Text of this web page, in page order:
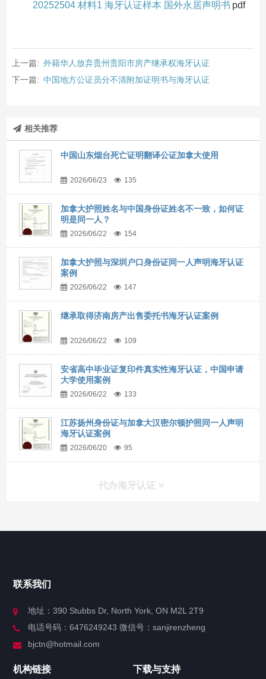
20252504 材料1 海牙认证样本 国外永居声明书 pdf
上一篇: 外籍华人放弃贵州贵阳市房产继承权海牙认证
下一篇: 中国地方公证员分不清附加证明书与海牙认证
相关推荐
中国山东烟台死亡证明翻译公证加拿大使用
2026/06/23 135
加拿大护照姓名与中国身份证姓名不一致，如何证
明是同一人？
2026/06/22 154
加拿大护照与深圳户口身份证同一人声明海牙认证
案例
2026/06/22 147
继承取得济南房产出售委托书海牙认证案例
2026/06/22 109
安省高中毕业证复印件真实性海牙认证，中国申请
大学使用案例
2026/06/22 133
江苏扬州身份证与加拿大汉密尔顿护照同一人声明
海牙认证案例
2026/06/20 95
代办海牙认证
服务分类
联系我们
地址：390 Stubbs Dr, North York, ON M2L 2T9
电话号码：6476249243 微信号：sanjirenzheng
bjctn@hotmail.com
机构链接 下载与支持